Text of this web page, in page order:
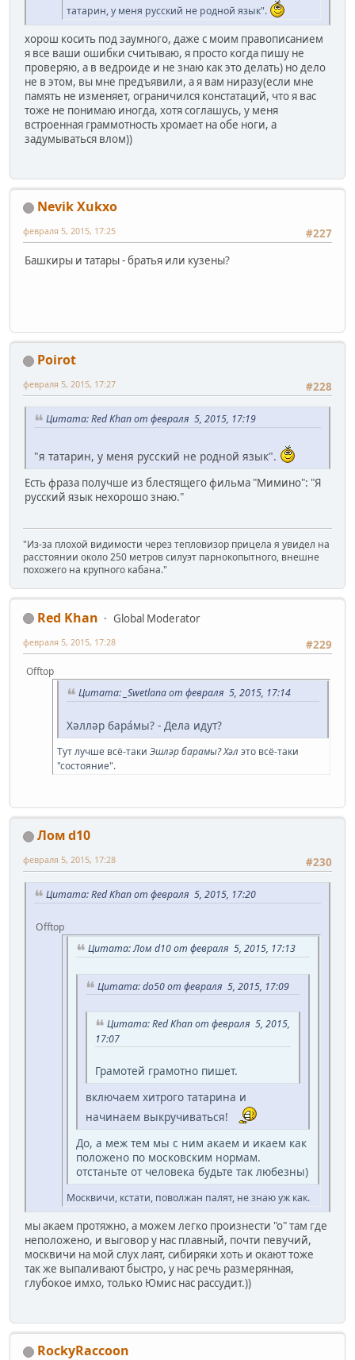
татарин, у меня русский не родной язык".
хорош косить под заумного, даже с моим правописанием
я все ваши ошибки считываю, я просто когда пишу не
проверяю, а в ведроиде и не знаю как это делать) но дело
не в этом, вы мне предъявили, а я вам ниразу(если мне
память не изменяет, ограничился констатаций, что я вас
тоже не понимаю иногда, хотя соглашусь, у меня
встроенная граммотность хромает на обе ноги, а
задумываться влом))
Nevik Xukxo
#227
февраля 5, 2015, 17:25
Башкиры и татары - братья или кузены?
Poirot
#228
февраля 5, 2015, 17:27
Цитата: Red Khan от февраля 5, 2015, 17:19
"я татарин, у меня русский не родной язык".
Есть фраза получше из блестящего фильма "Мимино": "Я
русский язык нехорошо знаю."
"Из-за плохой видимости через тепловизор прицела я увидел на
расстоянии около 250 метров силуэт парнокопытного, внешне
похожего на крупного кабана."
Red Khan
Global Moderator
#229
февраля 5, 2015, 17:28
Offtop
Цитата: _Swetlana от февраля 5, 2015, 17:14
Хәлләр бара́мы? - Дела идут?
Тут лучше всё-таки Эшләр барамы?Хәл это всё-таки
"состояние".
Лом d10
#230
февраля 5, 2015, 17:28
Цитата: Red Khan от февраля 5, 2015, 17:20
Offtop
Цитата: Лом d10 от февраля 5, 2015, 17:13
Цитата: do50 от февраля 5, 2015, 17:09
Цитата: Red Khan от февраля 5, 2015,
17:07
Грамотей грамотно пишет.
включаем хитрого татарина и
начинаем выкручиваться!
До, а меж тем мы с ним акаем и икаем как
положено по московским нормам.
отстаньте от человека будьте так любезны)
Москвичи, кстати, поволжан палят, не знаю уж как.
мы акаем протяжно, а можем легко произнести "о" там где
неположено, и выговор у нас плавный, почти певучий,
москвичи на мой слух лаят, сибиряки хоть и окают тоже
так же выпаливают быстро, у нас речь размерянная,
глубокое имхо, только Юмис нас рассудит.))
RockyRaccoon